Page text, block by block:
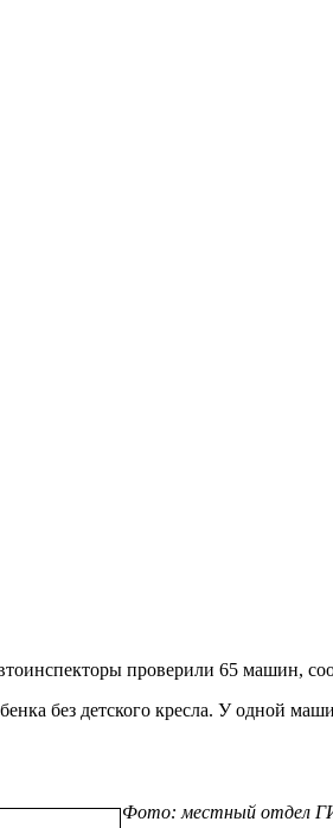
проверили 65 машин,
без детского кресла. У одной
Фото: местный отдел